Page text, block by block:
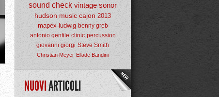
sound check vintage sonor
hudson music cajon 2013
mapex ludwig benny greb
antonio gentile clinic percussion
giovanni giorgi Steve Smith
Christian Meyer Ellade Bandini
NUOVIARTICOLI